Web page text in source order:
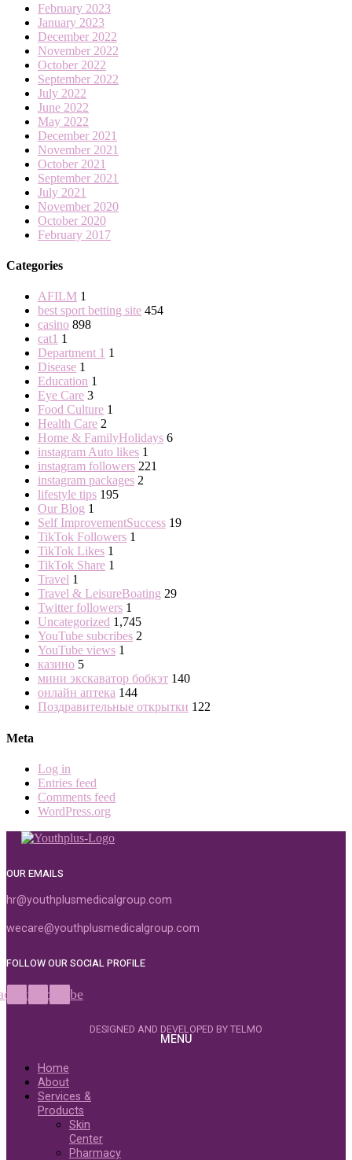
February 2023
January 2023
December 2022
November 2022
October 2022
September 2022
July 2022
June 2022
May 2022
December 2021
November 2021
October 2021
September 2021
July 2021
November 2020
October 2020
February 2017
Categories
AFILM 1
best sport betting site 454
casino 898
cat1 1
Department 1 1
Disease 1
Education 1
Eye Care 3
Food Culture 1
Health Care 2
Home & FamilyHolidays 6
instagram Auto likes 1
instagram followers 221
instagram packages 2
lifestyle tips 195
Our Blog 1
Self ImprovementSuccess 19
TikTok Followers 1
TikTok Likes 1
TikTok Share 1
Travel 1
Travel & LeisureBoating 29
Twitter followers 1
Uncategorized 1,745
YouTube subcribes 2
YouTube views 1
казино 5
мини экскаватор бобкэт 140
онлайн аптека 144
Поздравительные открытки 122
Meta
Log in
Entries feed
Comments feed
WordPress.org
OUR EMAILS
hr@youthplusmedicalgroup.com
wecare@youthplusmedicalgroup.com
FOLLOW OUR SOCIAL PROFILE
InstagramYoutube
DESIGNED AND DEVELOPED BY TELMO
MENU
Home
About
Services &
Products
Skin
Center
Pharmacy